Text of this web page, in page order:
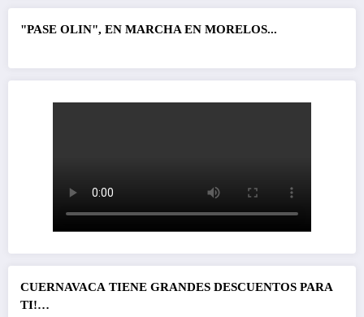
"PASE OLIN", EN MARCHA EN MORELOS...
CUERNAVACA TIENE GRANDES DESCUENTOS PARA
TI!…